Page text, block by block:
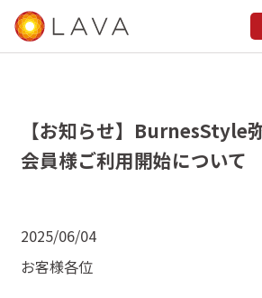
【お知らせ】BurnesStyle
会員様ご利用開始について
2025/06/04
お客様各位